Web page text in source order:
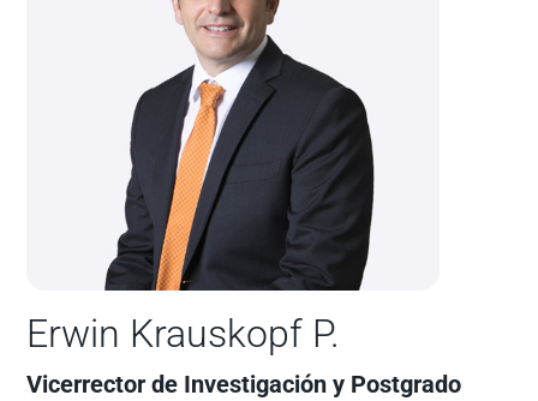
Erwin Krauskopf P.​
Vicerrector de Investigación y Postgrado